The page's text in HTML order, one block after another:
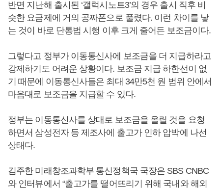
반면 지난해 출시된 ‘갤럭시노트3’의 경우 출시 직후 비
슷한 요금제에 거의 공짜폰으로 풀렸다. 이런 차이를 낳
는 것이 바로 단통법 시행 이후 크게 줄어든 보조금이다.
그렇다고 정부가 이동통신사에 보조금을 더 지급하라고
강제하기도 어려운 상황이다. 보조금 지급 하한선이 없
기 때문에 이동통신사들은 최대 34만5천 원 범위 안에서
마음대로 보조금을 지급할 수 있다.
정부는 이동통신사를 상대로 보조금을 올릴 것을 요청
하면서 삼성전자 등 제조사에 출고가 인하 압박에 나선
상태다.
김주한 미래창조과학부 통신정책국 국장은 SBS CNBC
와 인터뷰에서 “출고가를 떨어뜨리기 위해 국내와 해외